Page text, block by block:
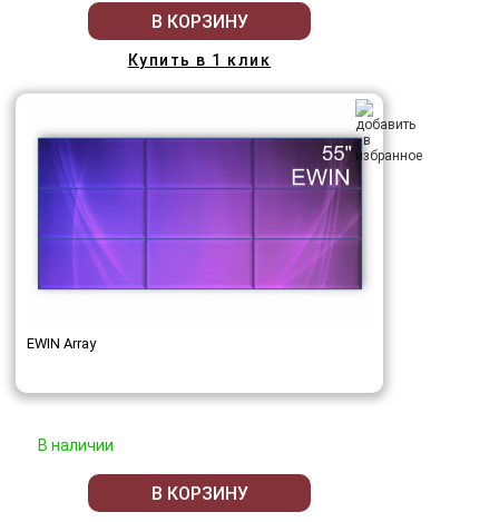
В КОРЗИНУ
Купить в 1 клик
EWIN Array
В наличии
В КОРЗИНУ